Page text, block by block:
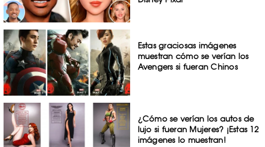
Estas graciosas imágenes
muestran cómo se verían los
Avengers si fueran Chinos
¿Cómo se verían los autos de
lujo si fueran Mujeres? ¡Estas 12
imágenes lo muestran!